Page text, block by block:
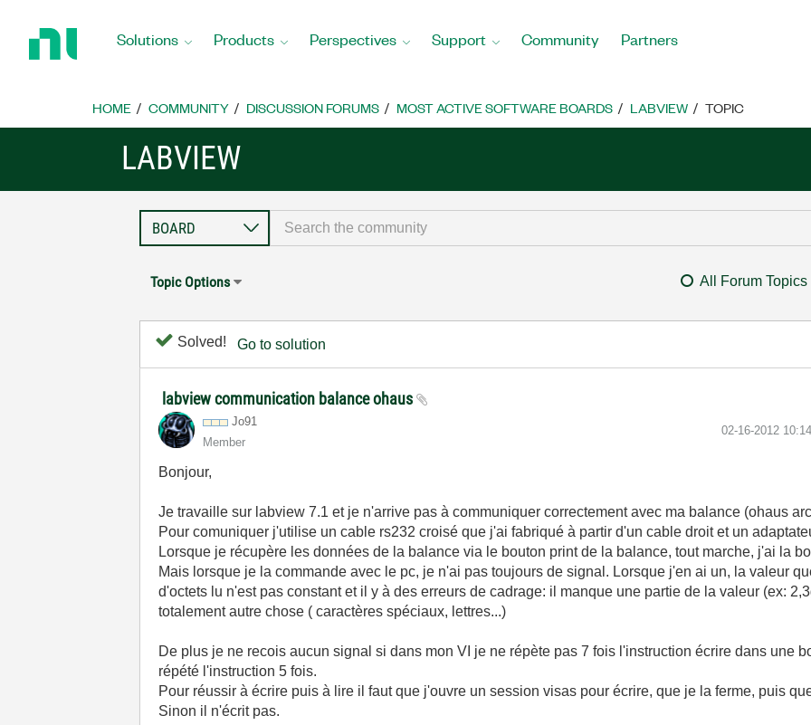
Home
Solutions Products Perspectives Support Community Partners
HOME COMMUNITY DISCUSSION FORUMS MOST ACTIVE SOFTWARE BOARDS LABVIEW TOPIC
LABVIEW
Topic Options All Forum Topics
Solved! Go to solution
labview communication balance ohaus
Jo91
Member
‎02-16-2012
Bonjour,
Je travaille sur labview 7.1 et je n'arrive pas à communiquer correctement avec ma balance (ohaus
Pour comuniquer j'utilise un cable rs232 croisé que j'ai fabriqué à partir d'un cable droit et un
Lorsque je récupère les données de la balance via le bouton print de la balance, tout marche, j'ai la
Mais lorsque je la commande avec le pc, je n'ai pas toujours de signal. Lorsque j'en ai un, la valeur
d'octets lu n'est pas constant et il y à des erreurs de cadrage: il manque une partie de la valeur (ex:
totalement autre chose ( caractères spéciaux, lettres...)
De plus je ne recois aucun signal si dans mon VI je ne répète pas 7 fois l'instruction écrire dans une
répété l'instruction 5 fois.
Pour réussir à écrire puis à lire il faut que j'ouvre un session visas pour écrire, que je la ferme, puis
Sinon il n'écrit pas.